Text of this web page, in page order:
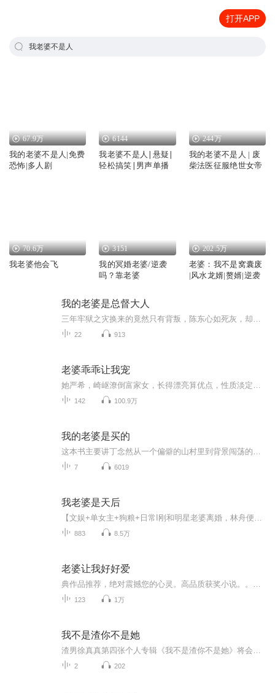
打开APP
我老婆不是人
67.9万
我的老婆不是人|免费
恐怖|多人剧
6144
我老婆不是人∣悬疑∣
轻松搞笑∣男声单播
244万
我的老婆不是人 | 废
柴法医征服绝世女帝
70.6万
我老婆他会飞
3151
我的冥婚老婆/逆袭
吗？靠老婆
202.5万
老婆：我不是窝囊废
|风水龙婿|赘婿|逆袭
我的老婆是总督大人
22 913
老婆乖乖让我宠
142 100.9万
我的老婆是买的
7 6019
我老婆是天后
883 8.5万
老婆让我好好爱
123 1万
我不是渣你不是她
2 202